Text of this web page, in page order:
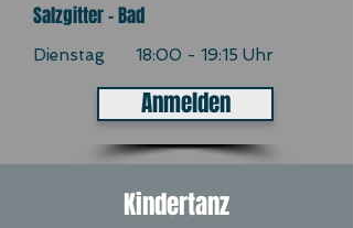
Salzgitter - Bad
Dienstag 18:00 - 19:15 Uhr
Anmelden
Kindertanz